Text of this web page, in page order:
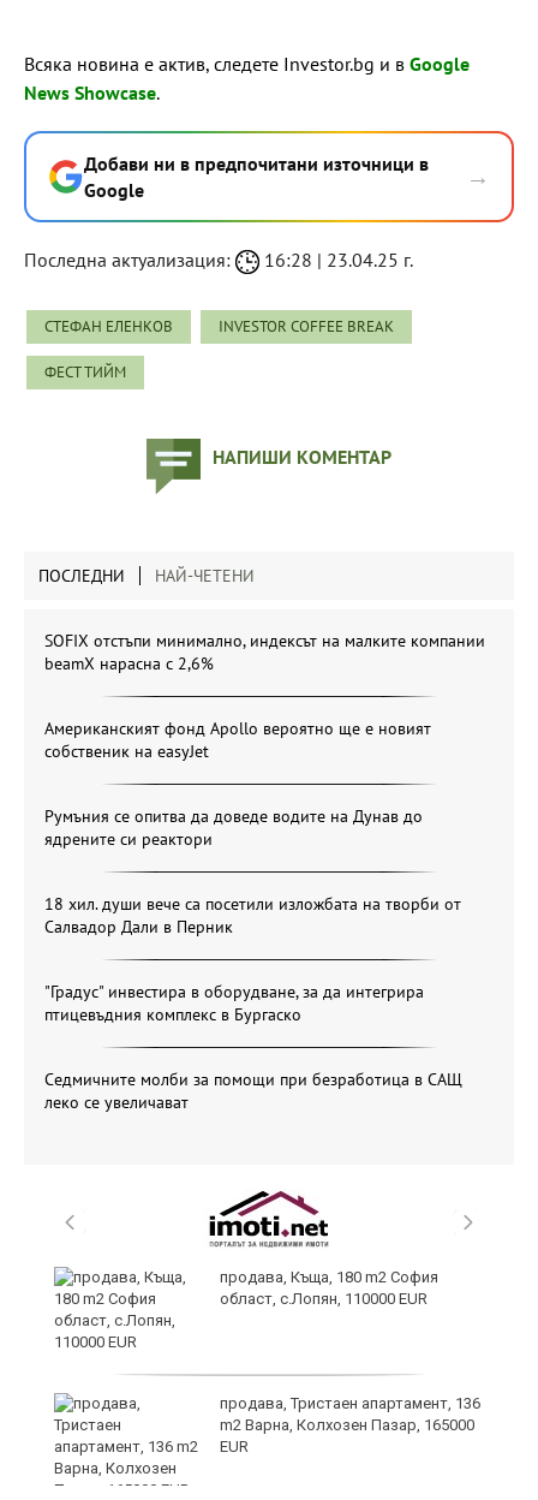
Всяка новина е актив, следете Investor.bg и в Google
News Showcase.
Добави ни в предпочитани източници в
Google
→
Последна актуализация: 16:28 | 23.04.25 г.
СТЕФАН ЕЛЕНКОВ INVESTOR COFFEE BREAK
ФЕСТ ТИЙМ
НАПИШИ КОМЕНТАР
ПОСЛЕДНИ НАЙ-ЧЕТЕНИ
SOFIX отстъпи минимално, индексът на малките компании
beamX нарасна с 2,6%
Американският фонд Apollo вероятно ще е новият
собственик на easyJet
Румъния се опитва да доведе водите на Дунав до
ядрените си реактори
18 хил. души вече са посетили изложбата на творби от
Салвадор Дали в Перник
"Градус" инвестира в оборудване, за да интегрира
птицевъдния комплекс в Бургаско
Седмичните молби за помощи при безработица в САЩ
леко се увеличават
продава, Къща, 180 m2 София
област, с.Лопян, 110000 EUR
продава, Тристаен апартамент, 136
m2 Варна, Колхозен Пазар, 165000
EUR